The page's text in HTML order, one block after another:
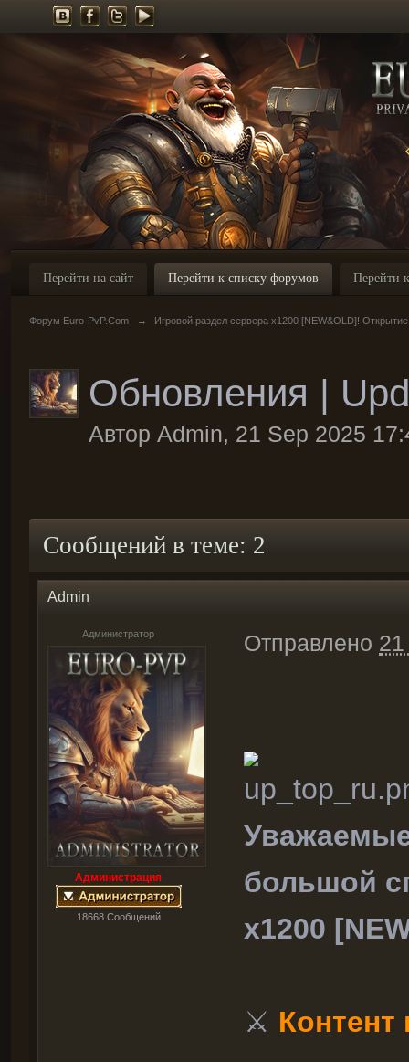
Перейти на сайт Перейти к списку форумов Перейти
Форум Euro-PvP.Com → Игровой раздел сервера х1200 [NEW&OLD]!
Обновления |
Автор Admin, 21 Sep 2025
Сообщений в теме: 2
Admin
Администратор
Администрация
18668 Cообщений
Отправлено
большой
х1200
⚔